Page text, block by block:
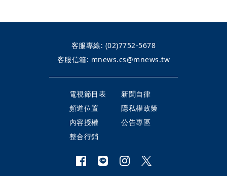
客服專線: (02)7752-5678
客服信箱: mnews.cs@mnews.tw
電視節目表
新聞自律
頻道位置
隱私權政策
內容授權
公告專區
整合行銷